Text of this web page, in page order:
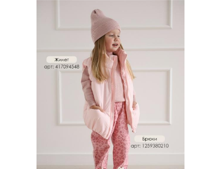
маникюр лаком фото идеи маникюра фото
маникюр в домашних
модный маникюр фото как сделать маникюр